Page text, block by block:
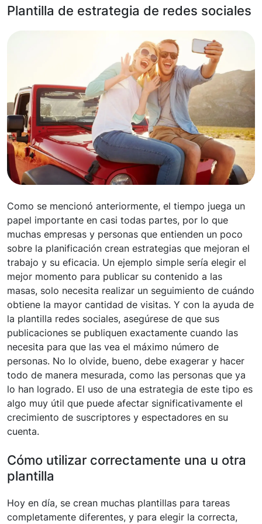
Plantilla de estrategia de redes sociales
Como se mencionó anteriormente, el tiempo juega un
papel importante en casi todas partes, por lo que
muchas empresas y personas que entienden un poco
sobre la planificación crean estrategias que mejoran el
trabajo y su eficacia. Un ejemplo simple sería elegir el
mejor momento para publicar su contenido a las
masas, solo necesita realizar un seguimiento de cuándo
obtiene la mayor cantidad de visitas. Y con la ayuda de
la plantilla redes sociales, asegúrese de que sus
publicaciones se publiquen exactamente cuando las
necesita para que las vea el máximo número de
personas. No lo olvide, bueno, debe exagerar y hacer
todo de manera mesurada, como las personas que ya
lo han logrado. El uso de una estrategia de este tipo es
algo muy útil que puede afectar significativamente el
crecimiento de suscriptores y espectadores en su
cuenta.
Cómo utilizar correctamente una u otra
plantilla
Hoy en día, se crean muchas plantillas para tareas
completamente diferentes, y para elegir la correcta,